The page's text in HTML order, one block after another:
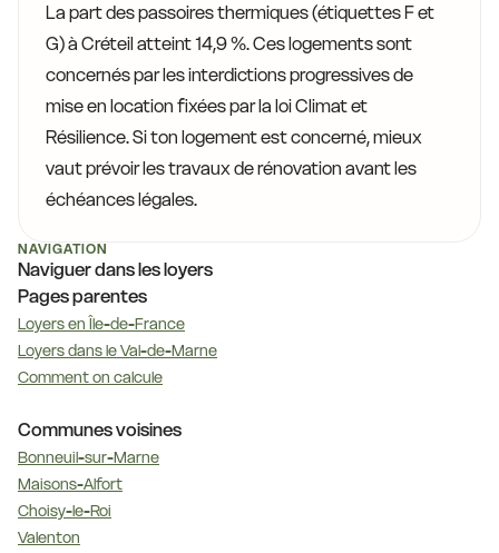
La part des passoires thermiques (étiquettes F et
G) à Créteil atteint 14,9 %. Ces logements sont
concernés par les interdictions progressives de
mise en location fixées par la loi Climat et
Résilience. Si ton logement est concerné, mieux
vaut prévoir les travaux de rénovation avant les
échéances légales.
NAVIGATION
Naviguer dans les loyers
Pages parentes
Loyers en Île-de-France
Loyers dans le Val-de-Marne
Comment on calcule
Communes voisines
Bonneuil-sur-Marne
Maisons-Alfort
Choisy-le-Roi
Valenton